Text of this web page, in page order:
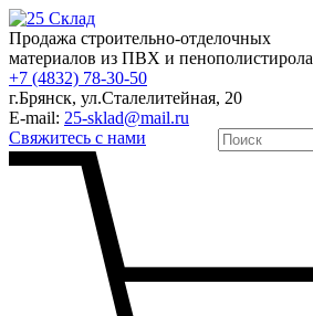
Продажа строительно-отделочных
материалов из ПВХ и пенополистирола
+7 (4832) 78-30-50
г.Брянск, ул.Сталелитейная, 20
E-mail: 25-sklad@mail.ru
Свяжитесь с нами